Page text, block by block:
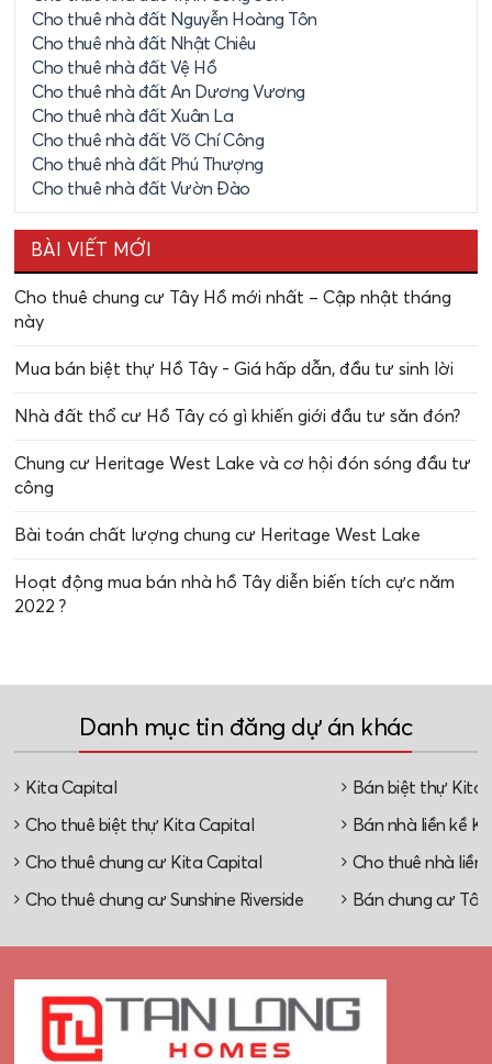
Cho thuê nhà đất Nguyễn Hoàng Tôn
Cho thuê nhà đất Nhật Chiêu
Cho thuê nhà đất Vệ Hồ
Cho thuê nhà đất An Dương Vương
Cho thuê nhà đất Xuân La
Cho thuê nhà đất Võ Chí Công
Cho thuê nhà đất Phú Thượng
Cho thuê nhà đất Vườn Đào
BÀI VIẾT MỚI
Cho thuê chung cư Tây Hồ mới nhất – Cập nhật tháng
này
Mua bán biệt thự Hồ Tây - Giá hấp dẫn, đầu tư sinh lời
Nhà đất thổ cư Hồ Tây có gì khiến giới đầu tư săn đón?
Chung cư Heritage West Lake và cơ hội đón sóng đầu tư
công
Bài toán chất lượng chung cư Heritage West Lake
Hoạt động mua bán nhà hồ Tây diễn biến tích cực năm
2022 ?
Danh mục tin đăng dự án khác
Kita Capital Bán biệt thự Kita
Cho thuê biệt thự Kita Capital Bán nhà liền kề
Cho thuê chung cư Kita Capital Cho thuê nhà liền
Cho thuê chung cư Sunshine Riverside Bán chung cư Tây